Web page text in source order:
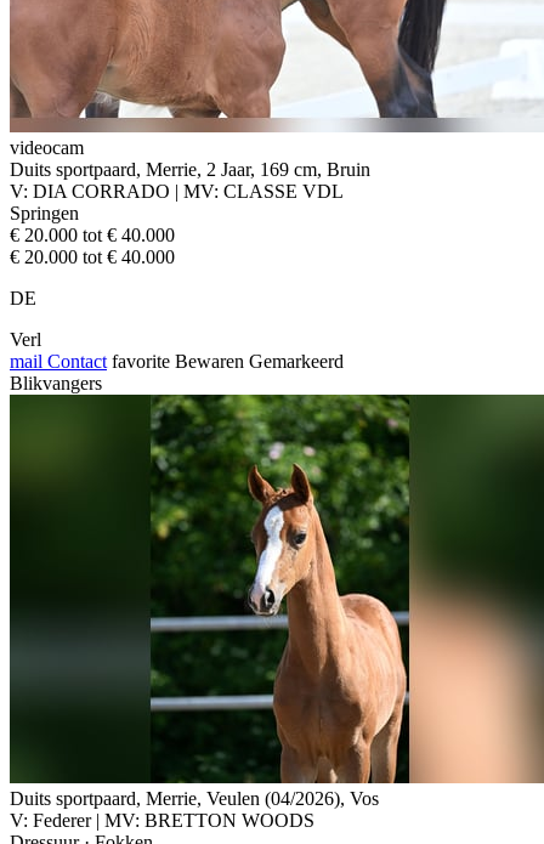
videocam
Duits sportpaard, Merrie, 2 Jaar, 169 cm, Bruin
V: DIA CORRADO | MV: CLASSE VDL
Springen
€ 20.000 tot € 40.000
€ 20.000 tot € 40.000
DE
Verl
mail Contact favorite Bewaren Gemarkeerd
Blikvangers
Duits sportpaard, Merrie, Veulen (04/2026), Vos
V: Federer | MV: BRETTON WOODS